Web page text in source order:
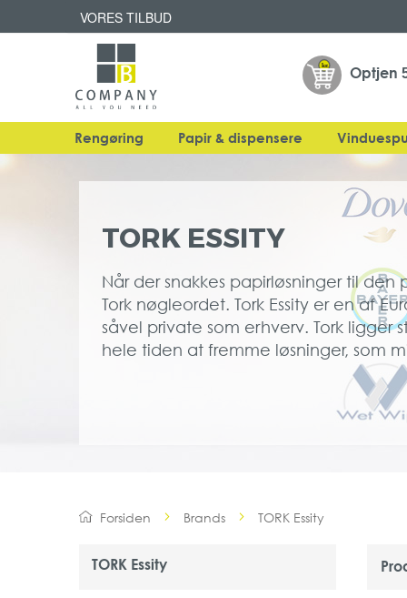
VORES TILBUD
Optjen
Rengøring Papir & dispensere
TORK ESSITY
Når der snakkes papirløsninger til den
Tork nøgleordet. Tork Essity er en af
såvel private som erhverv. Tork
hele tiden at fremme løsninger, som
Forsiden Brands TORK Essity
TORK Essity